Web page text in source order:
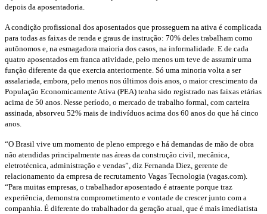
depois da aposentadoria.
A condição profissional dos aposentados que prosseguem na ativa é complicada
para todas as faixas de renda e graus de instrução: 70% deles trabalham como
autônomos e, na esmagadora maioria dos casos, na informalidade. E de cada
quatro aposentados em franca atividade, pelo menos um teve de assumir uma
função diferente da que exercia anteriormente. Só uma minoria volta a ser
assalariada, embora, pelo menos nos últimos dois anos, o maior crescimento da
População Economicamente Ativa (PEA) tenha sido registrado nas faixas etárias
acima de 50 anos. Nesse período, o mercado de trabalho formal, com carteira
assinada, absorveu 52% mais de indivíduos acima dos 60 anos do que há cinco
anos.
“O Brasil vive um momento de pleno emprego e há demandas de mão de obra
não atendidas principalmente nas áreas da construção civil, mecânica,
eletrotécnica, administração e vendas”, diz Fernanda Diez, gerente de
relacionamento da empresa de recrutamento Vagas Tecnologia (vagas.com).
“Para muitas empresas, o trabalhador aposentado é atraente porque traz
experiência, demonstra comprometimento e vontade de crescer junto com a
companhia. É diferente do trabalhador da geração atual, que é mais imediatista